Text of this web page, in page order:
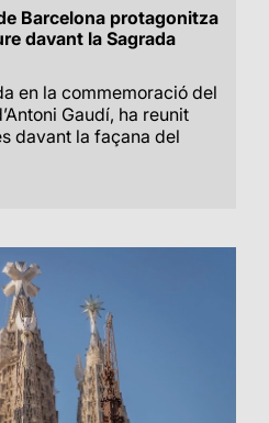
Barcelona protagonitza
davant la Sagrada
en la commemoració del
Gaudí, ha reunit
davant la façana del